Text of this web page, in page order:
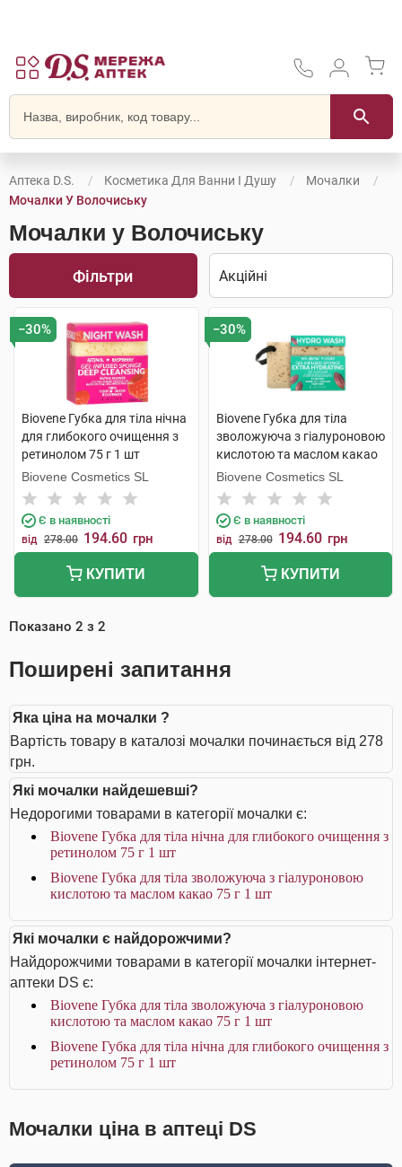
Аптека D.S. Косметика Для Ванни І Душу
Мочалки
Мочалки У Волочиську
Мочалки у Волочиську
Фільтри
−30%
Biovene Губка для тіла нічна
для глибокого очищення з
ретинолом 75 г 1 шт
Biovene Cosmetics SL
Є в наявності
від 278.00 194.60 грн
КУПИТИ
−30%
Biovene Губка для тіла
зволожуюча з гіалуроновою
кислотою та маслом какао
75 г 1 шт
Biovene Cosmetics SL
Є в наявності
від 278.00 194.60 грн
КУПИТИ
Показано 2 з 2
Поширені запитання
Яка ціна на мочалки ?
Вартість товару в каталозі мочалки починається від 278
грн.
Які мочалки найдешевші?
Недорогими товарами в категорії мочалки є:
Biovene Губка для тіла нічна для глибокого очищення з
ретинолом 75 г 1 шт
Biovene Губка для тіла зволожуюча з гіалуроновою
кислотою та маслом какао 75 г 1 шт
Які мочалки є найдорожчими?
Найдорожчими товарами в категорії мочалки інтернет-
аптеки DS є:
Biovene Губка для тіла зволожуюча з гіалуроновою
кислотою та маслом какао 75 г 1 шт
Biovene Губка для тіла нічна для глибокого очищення з
ретинолом 75 г 1 шт
Мочалки ціна в аптеці DS